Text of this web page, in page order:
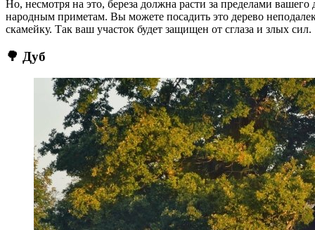
Но, несмотря на это, береза должна расти за пределами
народным приметам. Вы можете посадить это дерево
скамейку. Так ваш участок будет защищен от сглаза и злых сил.
🌳 Дуб